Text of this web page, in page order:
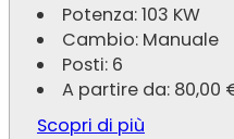
Potenza: 103 KW
Cambio: Manuale
Posti: 6
A partire da: 80,00
Scopri di più
Viaggi tra amici
Tour personalizzati
Perfetto per famiglie,